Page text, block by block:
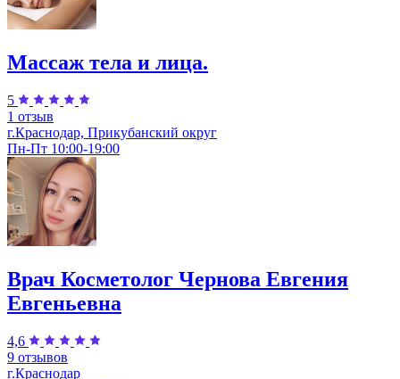
Массаж тела и лица.
5
1 отзыв
г.Краснодар, Прикубанский округ
Пн-Пт 10:00-19:00
Врач Косметолог Чернова Евгения
Евгеньевна
4,6
9 отзывов
г.Краснодар